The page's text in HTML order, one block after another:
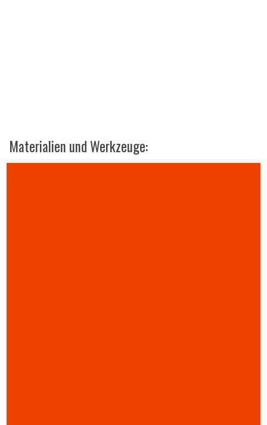
Materialien und Werkzeuge: